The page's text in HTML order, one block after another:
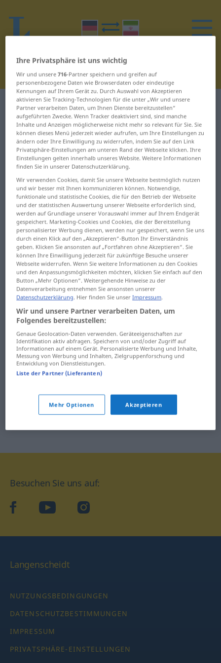
Deutsch-Persisch Wörterbuch H 16
Wörter auf Deutsch, die mit H
beginnen – hingegen ...
hinterlassen
hingegen
hinhalten
hinken
hinlegen
hinnehmen
hinreichend
hinrichten
hinsehen
hinsetzen
hinsichtlich
Hinterachse
Hinterbein
Hinterbliebene
hintere
hintereinander
hinterfragen
hintergehen
Hintergrundmusik
hinterlassen
Besuchen Sie uns auf:
facebook YouTube Instagram
Langenscheidt
NUTZUNGSBEDINGUNGEN
DATENSCHUTZBESTIMMUNGEN
IMPRESSUM
PRIVATSPHÄRE-EINSTELLUNGEN
Ihre Privatsphäre ist uns wichtig
Wir und unsere716-Partner speichern und greifen auf
personenbezogene Daten wie Browserdaten oder eindeutige
Kennungen auf Ihrem Gerät zu. Durch Auswahl von Akzeptieren
aktivieren Sie Tracking-Technologien für die unter „Wir und unsere
Partner verarbeiten Daten, um Ihnen Dienste bereitzustellen“
aufgeführten Zwecke. Wenn Tracker deaktiviert sind, sind manche
Inhalte und Anzeigen möglicherweise nicht mehr so relevant für Sie. Sie
können dieses Menü jederzeit wieder aufrufen, um Ihre Einstellungen zu
ändern oder Ihre Einwilligung zu widerrufen, indem Sie auf den Link
Privatsphäre-Einstellungen am unteren Rand der Webseite klicken. Ihre
Einstellungen gelten innerhalb unseres Website. Weitere Informationen
finden Sie in unserer Datenschutzerklärung.
Wir verwenden Cookies, damit Sie unsere Webseite bestmöglich nutzen
und wir besser mit Ihnen kommunizieren können. Notwendige,
funktionale und statistische Cookies, die für den Betrieb der Webseite
und der statistischen Auswertung unserer Webseite erforderlich sind,
werden auf Grundlage unserer Vorauswahl immer auf Ihrem Endgerät
gespeichert. Marketing-Cookies und Cookies, die der Bereitstellung
personalisierter Werbung dienen, werden nur gespeichert, wenn Sie uns
durch einen Klick auf den „Akzeptieren“-Button Ihr Einverständnis
geben. Klicken Sie ansonsten auf „Fortfahren ohne Akzeptieren“. Sie
können Ihre Einwilligung jederzeit für zukünftige Besuche unserer
Webseite widerrufen. Wenn Sie weitere Informationen zu den Cookies
und den Anpassungsmöglichkeiten möchten, klicken Sie einfach auf den
Button „Mehr Optionen“. Weitergehende Hinweise zu der
Datenverarbeitung entnehmen Sie ansonsten unserer
Datenschutzerklärung. Hier finden Sie unserImpressum.
Wir und unsere Partner verarbeiten Daten, um
Folgendes bereitzustellen:
Genaue Geolocation-Daten verwenden. Geräteeigenschaften zur
Identifikation aktiv abfragen. Speichern von und/oder Zugriff auf
Informationen auf einem Gerät. Personalisierte Werbung und Inhalte,
Messung von Werbung und Inhalten, Zielgruppenforschung und
Entwicklung von Dienstleistungen.
Liste der Partner (Lieferanten)
Mehr Optionen Akzeptieren